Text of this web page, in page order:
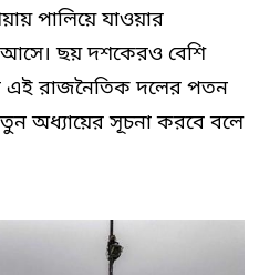
পালিয়ে যাওয়ার
ছয় দশকেরও বেশি
এই রাজনৈতিক দলের পতন
অধ্যায়ের সূচনা করবে বলে